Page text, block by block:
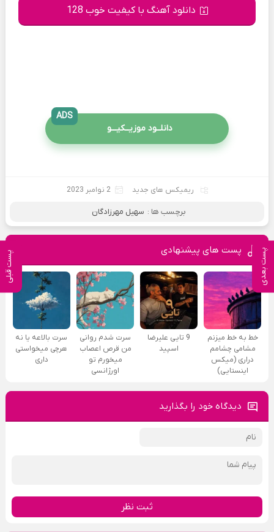
پست بعدی پست قبلی
دانلود آهنگ با کیفیت خوب 128
دانلــود موزیــکیـــو
ADS
ریمیکس های جدید 2 نوامبر 2023
برچسب ها : سهیل مهرزادگان
پست های پیشنهادی
خط به خط میزنم
مشامی چشامم
دراری (میکس
اینستایی)
9 تایی علیرضا
اسپید
سرت شدم روانی
من قرص اعصاب
میخورم تو
اورژانسی
سرت بالاعه یا نه
هرچی میخواستی
داری
دیدگاه خود را بگذارید
ثبت نظر